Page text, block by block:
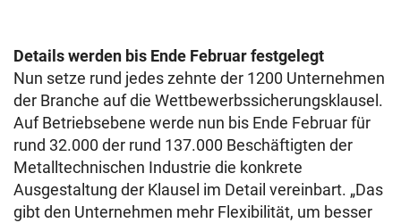
Details werden bis Ende Februar festgelegt
Nun setze rund jedes zehnte der 1200 Unternehmen
der Branche auf die Wettbewerbssicherungsklausel.
Auf Betriebsebene werde nun bis Ende Februar für
rund 32.000 der rund 137.000 Beschäftigten der
Metalltechnischen Industrie die konkrete
Ausgestaltung der Klausel im Detail vereinbart. „Das
gibt den Unternehmen mehr Flexibilität, um besser